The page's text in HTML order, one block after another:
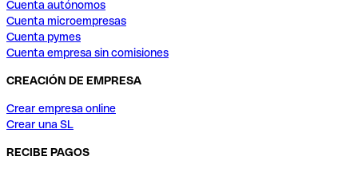
Cuenta autónomos
Cuenta microempresas
Cuenta pymes
Cuenta empresa sin comisiones
CREACIÓN DE EMPRESA
Crear empresa online
Crear una SL
RECIBE PAGOS